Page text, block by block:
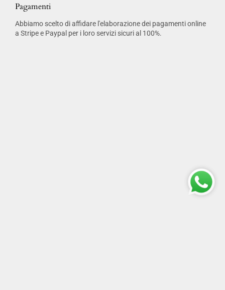
Pagamenti
Abbiamo scelto di affidare l'elaborazione dei pagamenti online
a Stripe e Paypal per i loro servizi sicuri al 100%.